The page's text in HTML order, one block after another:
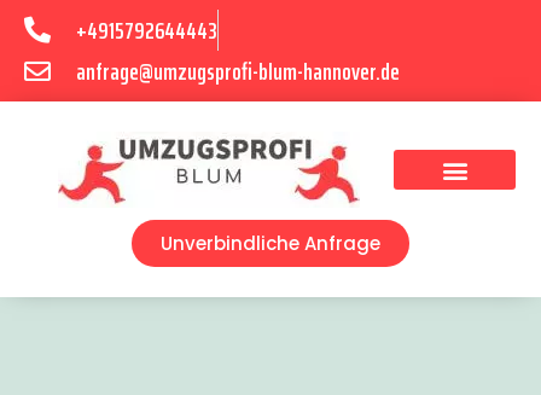
+4915792644443
anfrage@umzugsprofi-blum-hannover.de
Unverbindliche Anfrage